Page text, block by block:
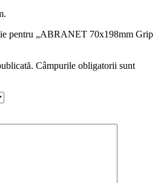
pentru „ABRANET 70x198mm Grip
Câmpurile obligatorii sunt